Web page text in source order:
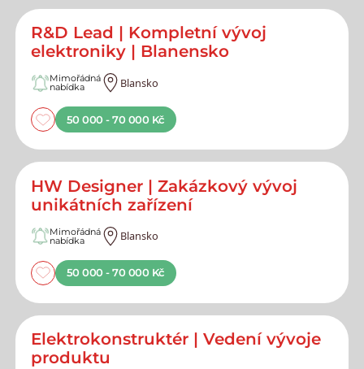
R&D Lead | Kompletní vývoj
elektroniky | Blanensko
Mimořádná
nabídka Blansko
50 000 - 70 000 Kč
HW Designer | Zakázkový vývoj
unikátních zařízení
Mimořádná
nabídka Blansko
50 000 - 70 000 Kč
Elektrokonstruktér | Vedení vývoje
produktu